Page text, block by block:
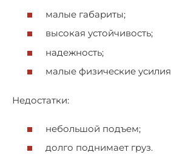
малые габариты;
высокая устойчивость;
надежность;
малые физические
Недостатки:
небольшой подъем;
долго поднимает груз.